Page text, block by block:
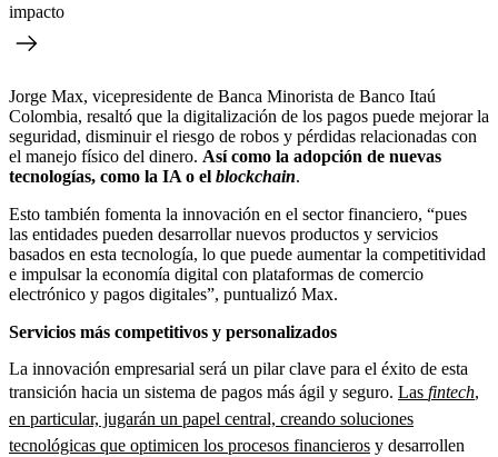
impacto
Jorge Max, vicepresidente de Banca Minorista de Banco Itaú
Colombia, resaltó que la digitalización de los pagos puede mejorar la
seguridad, disminuir el riesgo de robos y pérdidas relacionadas con
el manejo físico del dinero. Así como la adopción de nuevas
tecnologías, como la IA o el blockchain.
Esto también fomenta la innovación en el sector financiero, “pues
las entidades pueden desarrollar nuevos productos y servicios
basados en esta tecnología, lo que puede aumentar la competitividad
e impulsar la economía digital con plataformas de comercio
electrónico y pagos digitales”, puntualizó Max.
Servicios más competitivos y personalizados
La innovación empresarial será un pilar clave para el éxito de esta
transición hacia un sistema de pagos más ágil y seguro. Las fintech,
en particular, jugarán un papel central, creando soluciones
tecnológicas que optimicen los procesos financieros y desarrollen